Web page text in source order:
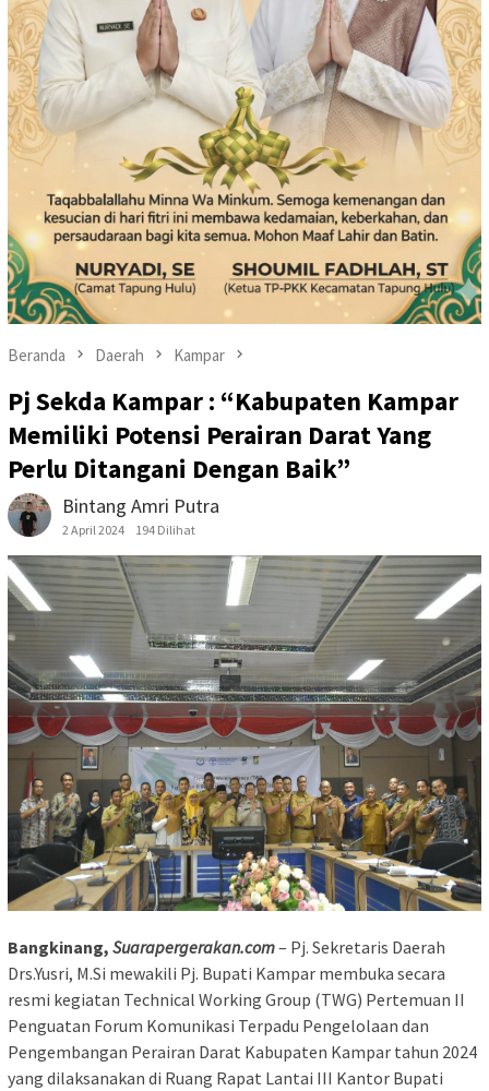
Beranda Daerah Kampar
Pj Sekda Kampar : “Kabupaten Kampar
Memiliki Potensi Perairan Darat Yang
Perlu Ditangani Dengan Baik”
Bintang Amri Putra
2 April 2024 194 Dilihat
Bangkinang, Suarapergerakan.com– Pj. Sekretaris Daerah
Drs.Yusri, M.Si mewakili Pj. Bupati Kampar membuka secara
resmi kegiatan Technical Working Group (TWG) Pertemuan II
Penguatan Forum Komunikasi Terpadu Pengelolaan dan
Pengembangan Perairan Darat Kabupaten Kampar tahun 2024
yang dilaksanakan di Ruang Rapat Lantai III Kantor Bupati